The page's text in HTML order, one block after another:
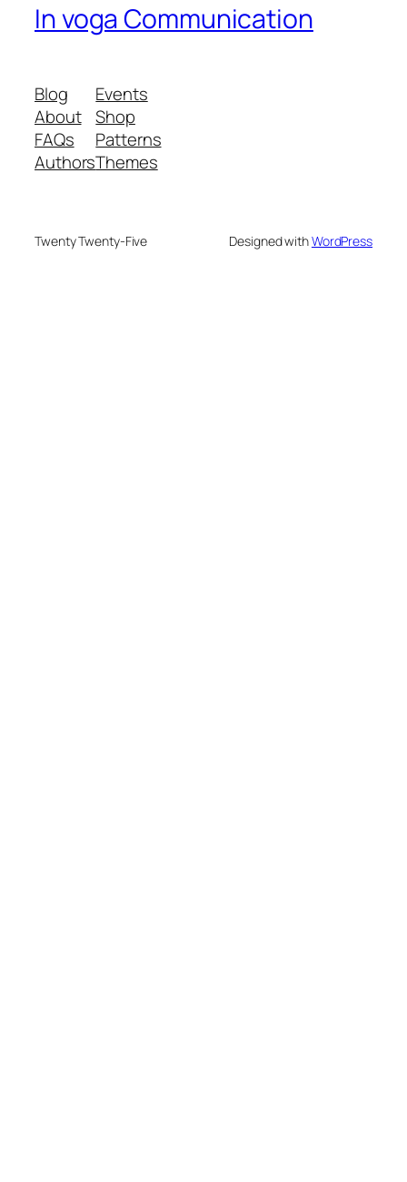
In voga Communication
Blog
About
FAQs
Authors
Events
Shop
Patterns
Themes
Twenty Twenty-Five Designed withWordPress